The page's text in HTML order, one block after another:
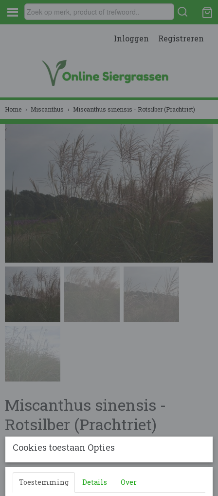
Inloggen Registreren
Home › Miscanthus › Miscanthus sinensis - Rotsilber (Prachtriet)
Miscanthus sinensis -
Rotsilber (Prachtriet)
€ 3,00 per stuk
Op voorraad- Levertijd 7 dagen
Aantal
Cookies toestaan Opties
Toestemming Details Over